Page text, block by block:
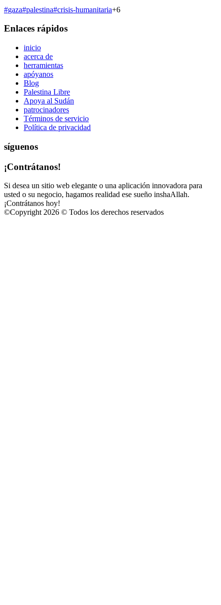
#gaza#palestina#crisis-humanitaria+6
Enlaces rápidos
inicio
acerca de
herramientas
apóyanos
Blog
Palestina Libre
Apoya al Sudán
patrocinadores
Términos de servicio
Política de privacidad
síguenos
¡Contrátanos!
Si desea un sitio web elegante o una aplicación innovadora para
usted o su negocio, hagamos realidad ese sueño inshaAllah.
¡Contrátanos hoy!
©Copyright 2026 © Todos los derechos reservados